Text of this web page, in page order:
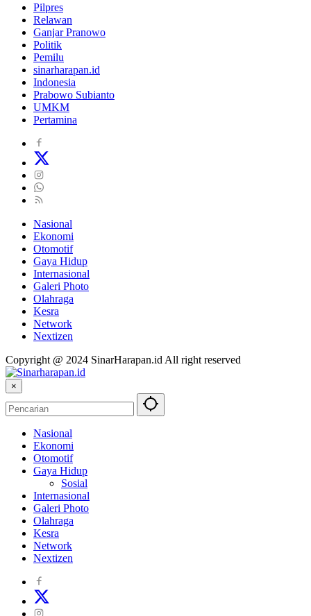
Pilpres
Relawan
Ganjar Pranowo
Politik
Pemilu
sinarharapan.id
Indonesia
Prabowo Subianto
UMKM
Pertamina
Nasional
Ekonomi
Otomotif
Gaya Hidup
Internasional
Galeri Photo
Olahraga
Kesra
Network
Nextizen
Copyright @ 2024 SinarHarapan.id All right reserved
×
Nasional
Ekonomi
Otomotif
Gaya Hidup
Sosial
Internasional
Galeri Photo
Olahraga
Kesra
Network
Nextizen